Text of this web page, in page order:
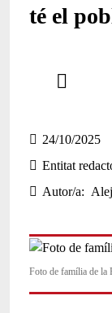
té el
24/10/2025
Entitat
Autor/a
Foto de família de la